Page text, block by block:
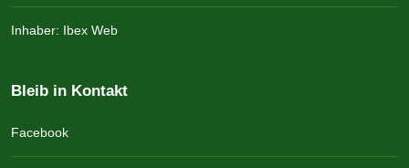
Inhaber: Ibex Web
Bleib in Kontakt
Facebook